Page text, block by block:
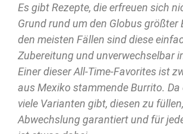
Es gibt Rezepte, die erfreuen sich
Grund rund um den Globus größter
den meisten Fällen sind diese
Zubereitung und unverwechselbar
Einer dieser All-Time-Favorites ist
aus Mexiko stammende Burrito.
viele Varianten gibt, diesen zu
Abwechslung garantiert und für